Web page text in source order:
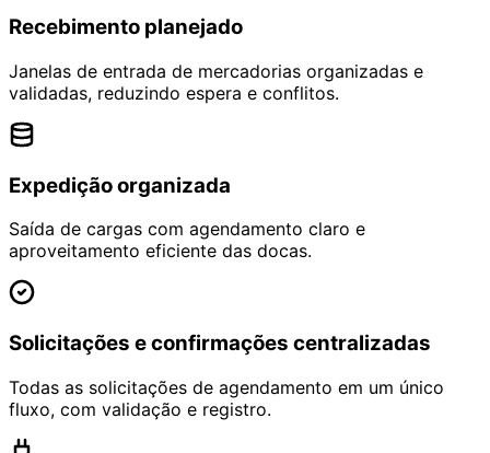
Recebimento planejado
Janelas de entrada de mercadorias organizadas e
validadas, reduzindo espera e conflitos.
Expedição organizada
Saída de cargas com agendamento claro e
aproveitamento eficiente das docas.
Solicitações e confirmações centralizadas
Todas as solicitações de agendamento em um único
fluxo, com validação e registro.